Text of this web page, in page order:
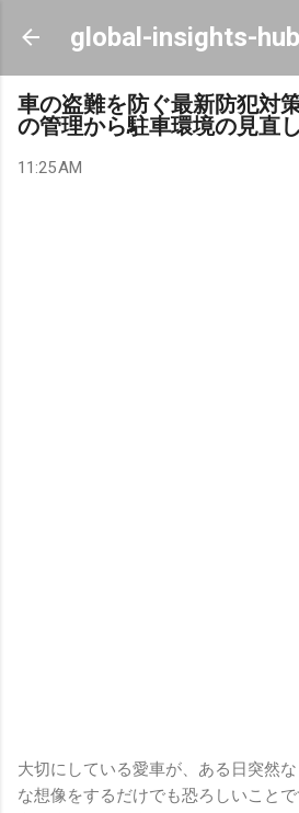
Skip to main
global-insights-
車の盗難を防ぐ最新防犯対
の管理から駐車環境の見直
11:25 AM
大切にしている愛車が、ある日突然
な想像をするだけでも恐ろしいこと